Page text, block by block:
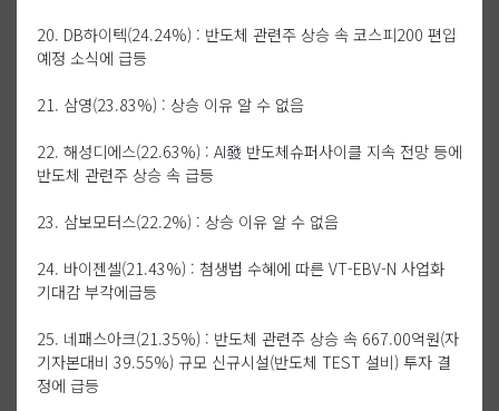
20. DB하이텍(24.24%) : 반도체 관련주 상승 속 코스피200 편입
예정 소식에 급등
21. 삼영(23.83%) : 상승 이유 알 수 없음
22. 해성디에스(22.63%) : AI發 반도체슈퍼사이클 지속 전망 등에
반도체 관련주 상승 속 급등
23. 삼보모터스(22.2%) : 상승 이유 알 수 없음
24. 바이젠셀(21.43%) : 첨생법 수혜에 따른 VT-EBV-N 사업화
기대감 부각에급등
25. 네패스아크(21.35%) : 반도체 관련주 상승 속 667.00억원(자
기자본대비 39.55%) 규모 신규시설(반도체 TEST 설비) 투자 결
정에 급등